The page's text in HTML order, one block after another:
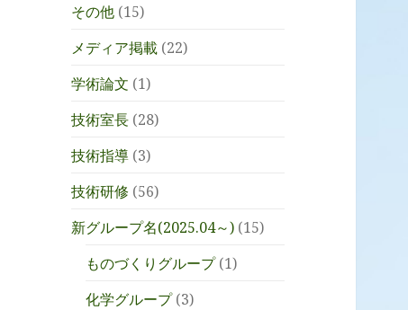
その他 (15)
メディア掲載 (22)
学術論文 (1)
技術室長 (28)
技術指導 (3)
技術研修 (56)
新グループ名(2025.04～) (15)
ものづくりグループ(1)
化学グループ(3)